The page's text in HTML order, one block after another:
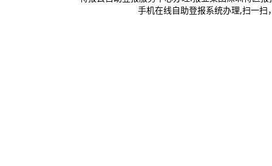
手机在线自助登报系统办理,扫一